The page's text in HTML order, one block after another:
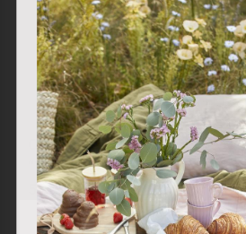
Centro Decorativo
“Trío de osos”
58.00€
Utilizamos cookies propias y de